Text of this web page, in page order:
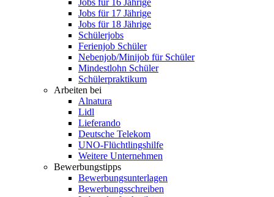
Jobs für 16 Jährige
Jobs für 17 Jährige
Jobs für 18 Jährige
Schülerjobs
Ferienjob Schüler
Nebenjob/Minijob für Schüler
Mindestlohn Schüler
Schülerpraktikum
Arbeiten bei
Alnatura
Lidl
Lieferando
Deutsche Telekom
UNO-Flüchtlingshilfe
Weitere Unternehmen
Bewerbungstipps
Bewerbungsunterlagen
Bewerbungsschreiben